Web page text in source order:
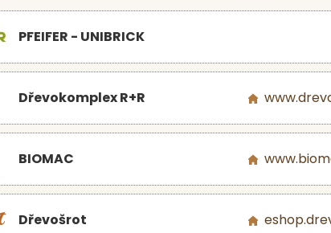
PFEIFER - UNIBRICK
Dřevokomplex R+R
BIOMAC
Dřevošrot